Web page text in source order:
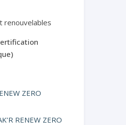
renouvelables
ZERO
RENEW ZERO